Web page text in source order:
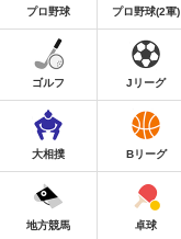
プロ野球 プロ野球(2軍)
ゴルフ Jリーグ
大相撲 Bリーグ
地方競馬 卓球